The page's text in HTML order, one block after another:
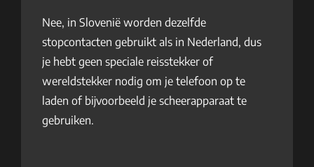
Nee, in Slovenië worden dezelfde
stopcontacten gebruikt als in Nederland, dus
je hebt geen speciale reisstekker of
wereldstekker nodig om je telefoon op te
laden of bijvoorbeeld je scheerapparaat te
gebruiken.